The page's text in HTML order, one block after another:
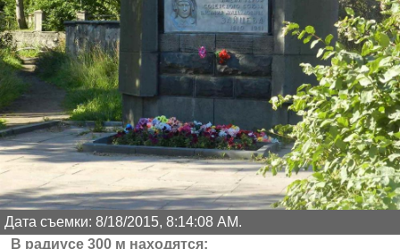
Дата съемки: 8/18/2015, 8:14:08 AM.
В радиусе 300 м находятся: